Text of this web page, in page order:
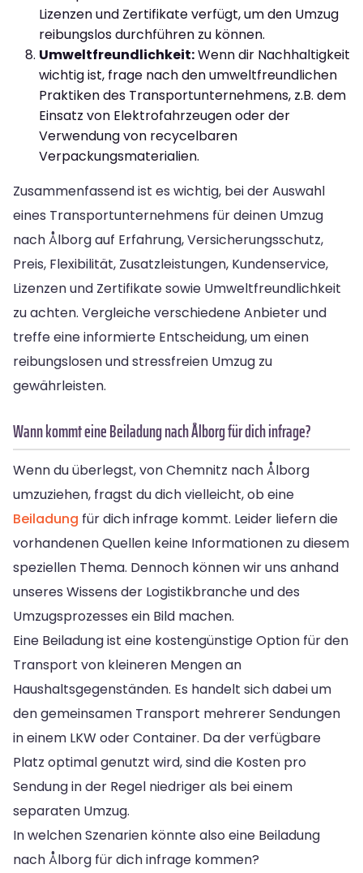
Lizenzen und Zertifikate verfügt, um den Umzug
reibungslos durchführen zu können.
Umweltfreundlichkeit:Wenn dir Nachhaltigkeit
wichtig ist, frage nach den umweltfreundlichen
Praktiken des Transportunternehmens, z.B. dem
Einsatz von Elektrofahrzeugen oder der
Verwendung von recycelbaren
Verpackungsmaterialien.
Zusammenfassend ist es wichtig, bei der Auswahl
eines Transportunternehmens für deinen Umzug
nach Ålborg auf Erfahrung, Versicherungsschutz,
Preis, Flexibilität, Zusatzleistungen, Kundenservice,
Lizenzen und Zertifikate sowie Umweltfreundlichkeit
zu achten. Vergleiche verschiedene Anbieter und
treffe eine informierte Entscheidung, um einen
reibungslosen und stressfreien Umzug zu
gewährleisten.
Wann kommt eine Beiladung nach Ålborg für dich infrage?
Wenn du überlegst, von Chemnitz nach Ålborg
umzuziehen, fragst du dich vielleicht, ob eine
Beiladung für dich infrage kommt. Leider liefern die
vorhandenen Quellen keine Informationen zu diesem
speziellen Thema. Dennoch können wir uns anhand
unseres Wissens der Logistikbranche und des
Umzugsprozesses ein Bild machen.
Eine Beiladung ist eine kostengünstige Option für den
Transport von kleineren Mengen an
Haushaltsgegenständen. Es handelt sich dabei um
den gemeinsamen Transport mehrerer Sendungen
in einem LKW oder Container. Da der verfügbare
Platz optimal genutzt wird, sind die Kosten pro
Sendung in der Regel niedriger als bei einem
separaten Umzug.
In welchen Szenarien könnte also eine Beiladung
nach Ålborg für dich infrage kommen?